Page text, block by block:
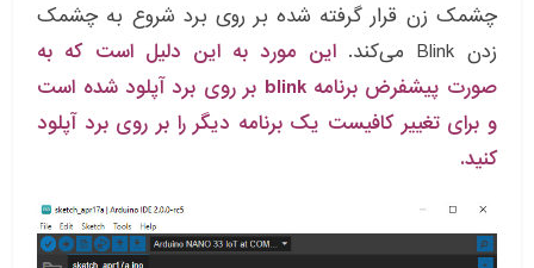
چشمک زن قرار گرفته شده بر روی برد شروع به چشمک
زدن Blink می‌کند.
این مورد به این دلیل است که به
صورت پیشفرض برنامه blink بر روی برد آپلود شده است
و برای تغییر کافیست یک برنامه دیگر را بر روی برد آپلود
کنید.